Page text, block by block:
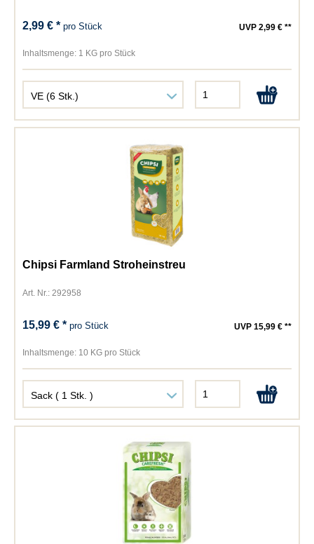
2,99 € *pro Stück UVP 2,99 € **
Inhaltsmenge: 1 KG pro Stück
Chipsi Farmland Stroheinstreu
Art. Nr.: 292958
15,99 € *pro Stück UVP 15,99 € **
Inhaltsmenge: 10 KG pro Stück